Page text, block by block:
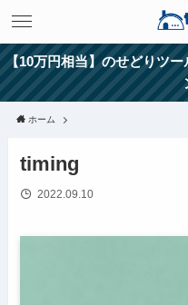
【10万円相当】のせどりツ
ホーム
timing
2022.09.10